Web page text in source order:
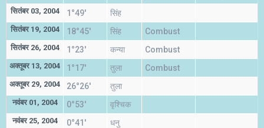
सितंबर 03, 2004 1°49' सिंह
सितंबर 19, 2004 18°45' सिंह Combust
सितंबर 26, 2004 1°23' कन्या Combust
अक्तूबर 13, 2004 1°17' तुला Combust
अक्तूबर 29, 2004 26°26' तुला
नवंबर 01, 2004 0°53' वृश्चिक
नवंबर 25, 2004 0°41' धनु